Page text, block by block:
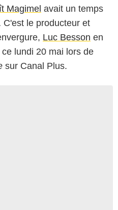
Magimel avait un temps
le producteur et
Luc Besson en
lundi 20 mai lors de
sur Canal Plus.